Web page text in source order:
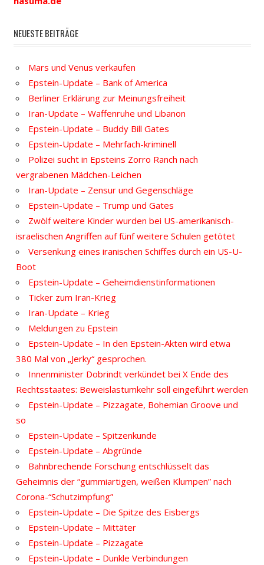
NEUESTE BEITRÄGE
Mars und Venus verkaufen
Epstein-Update – Bank of America
Berliner Erklärung zur Meinungsfreiheit
Iran-Update – Waffenruhe und Libanon
Epstein-Update – Buddy Bill Gates
Epstein-Update – Mehrfach-kriminell
Polizei sucht in Epsteins Zorro Ranch nach
vergrabenen Mädchen-Leichen
Iran-Update – Zensur und Gegenschläge
Epstein-Update – Trump und Gates
Zwölf weitere Kinder wurden bei US-amerikanisch-
israelischen Angriffen auf fünf weitere Schulen getötet
Versenkung eines iranischen Schiffes durch ein US-U-
Boot
Epstein-Update – Geheimdienstinformationen
Ticker zum Iran-Krieg
Iran-Update – Krieg
Meldungen zu Epstein
Epstein-Update – In den Epstein-Akten wird etwa
380 Mal von „Jerky“ gesprochen.
Innenminister Dobrindt verkündet bei X Ende des
Rechtsstaates: Beweislastumkehr soll eingeführt werden
Epstein-Update – Pizzagate, Bohemian Groove und
so
Epstein-Update – Spitzenkunde
Epstein-Update – Abgründe
Bahnbrechende Forschung entschlüsselt das
Geheimnis der “gummiartigen, weißen Klumpen” nach
Corona-“Schutzimpfung”
Epstein-Update – Die Spitze des Eisbergs
Epstein-Update – Mittäter
Epstein-Update – Pizzagate
Epstein-Update – Dunkle Verbindungen